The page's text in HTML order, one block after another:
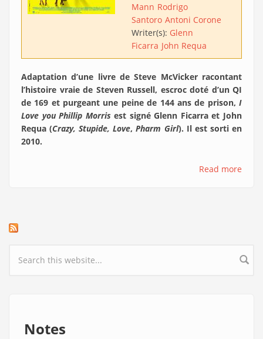
Mann Rodrigo
Santoro Antoni Corone
Writer(s): Glenn
Ficarra John Requa
Adaptation d’une livre de Steve McVicker racontant
l’histoire vraie de Steven Russell, escroc doté d’un QI
de 169 et purgeant une peine de 144 ans de prison, I
Love you Phillip Morris est signé Glenn Ficarra et John
Requa (Crazy, Stupide, Love,Pharm Girl). Il est sorti en
2010.
Read more
Search form
Notes